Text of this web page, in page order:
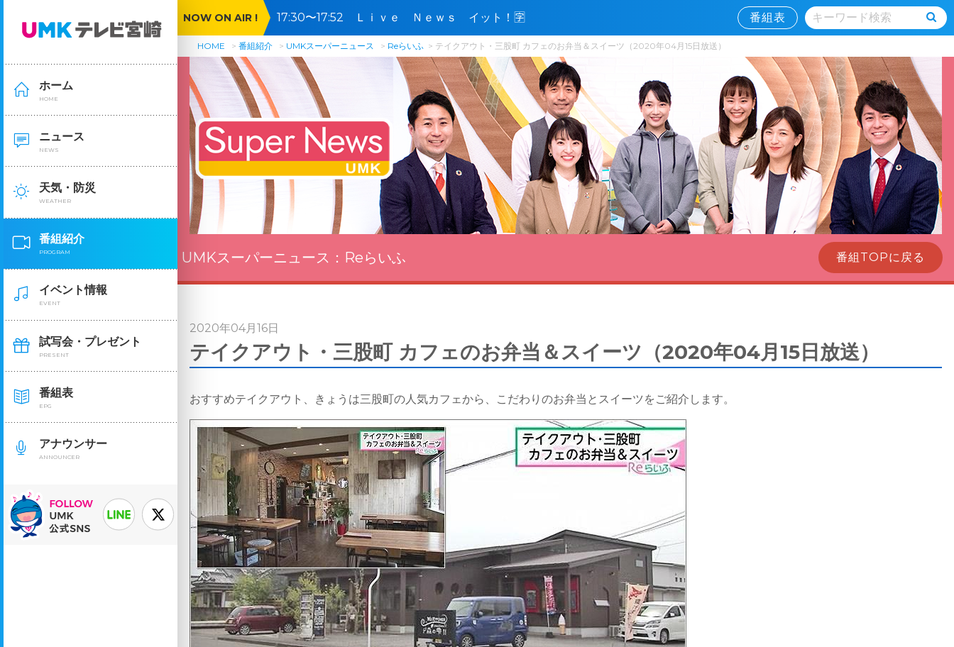
ホーム
HOME
ニュース
NEWS
天気・防災
WEATHER
番組紹介
PROGRAM
イベント情報
EVENT
試写会・プレゼント
PRESENT
番組表
EPG
アナウンサー
ANNOUNCER
NOW ON AIR ! 17:30〜17:52 Ｌｉｖｅ Ｎｅｗｓ イット！🈑 番組表
HOME 番組紹介 UMKスーパーニュース Reらいふ テイクアウト・三股町 カフェのお弁当＆スイーツ（2020年04月15日放送）
UMKスーパーニュース： Reらいふ 番組TOPに戻る
2020年04月16日
テイクアウト・三股町 カフェのお弁当＆スイーツ（2020年04月15日放送）
おすすめテイクアウト、きょうは三股町の人気カフェから、こだわりのお弁当とスイーツをご紹介します。